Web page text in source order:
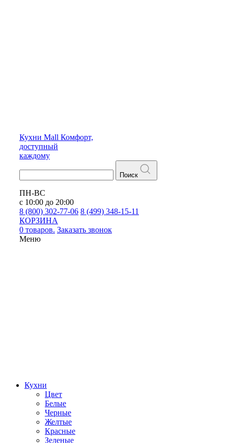
Кухни Mall Комфорт,
доступный
каждому
Поиск
ПН-ВС
с 10:00 до 20:00
8 (800) 302-77-06 8 (499) 348-15-11
КОРЗИНА
0 товаров. Заказать звонок
Меню
Кухни
Цвет
Белые
Черные
Желтые
Красные
Зеленые